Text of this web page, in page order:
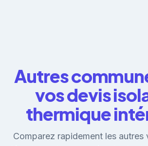
Autres
vos devis
thermique
Comparez rapidement les autres